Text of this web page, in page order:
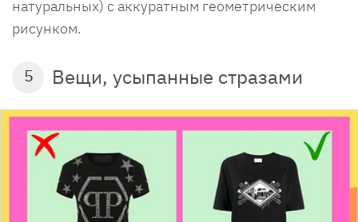
натуральных) с аккуратным геометрическим
рисунком.
5 Вещи, усыпанные стразами